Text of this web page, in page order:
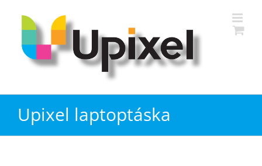
Upixel laptoptáska